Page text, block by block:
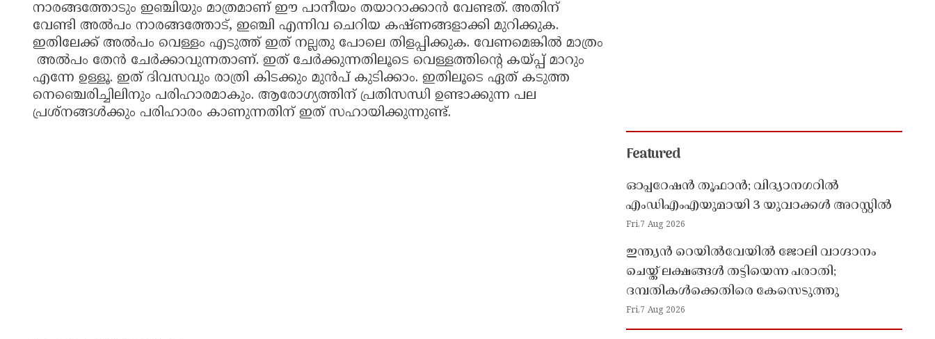
നാരങ്ങത്തോടും ഇഞ്ചിയും മാത്രമാണ് ഈ പാനീയം തയാറാക്കാന്‍ വേണ്ടത്. അതിന്
വേണ്ടി അല്‍പം നാരങ്ങത്തോട്, ഇഞ്ചി എന്നിവ ചെറിയ കഷ്ണങ്ങളാക്കി മുറിക്കുക.
ഇതിലേക്ക് അല്‍പം വെള്ളം എടുത്ത് ഇത് നല്ലതു പോലെ തിളപ്പിക്കുക. വേണമെങ്കില്‍ മാത്രം
അല്‍പം തേന്‍ ചേര്‍ക്കാവുന്നതാണ്. ഇത് ചേര്‍ക്കുന്നതിലൂടെ വെള്ളത്തിന്റെ കയ്പ്പ് മാറും
എന്നേ ഉള്ളൂ. ഇത് ദിവസവും രാത്രി കിടക്കും മുന്‍പ് കുടിക്കാം. ഇതിലൂടെ ഏത് കടുത്ത
നെഞ്ചെരിച്ചിലിനും പരിഹാരമാകും. ആരോഗ്യത്തിന് പ്രതിസന്ധി ഉണ്ടാക്കുന്ന പല
പ്രശ്‌നങ്ങള്‍ക്കും പരിഹാരം കാണുന്നതിന് ഇത് സഹായിക്കുന്നുണ്ട്.
Featured
ഓപ്പറേഷൻ തൂഫാൻ; വിദ്യാനഗറിൽ
എംഡിഎംഎയുമായി 3 യുവാക്കൾ അറസ്റ്റിൽ
Fri,7 Aug 2026
ഇന്ത്യൻ റെയിൽവേയിൽ ജോലി വാഗ്ദാനം
ചെയ്ത് ലക്ഷങ്ങൾ തട്ടിയെന്ന പരാതി;
ദമ്പതികൾക്കെതിരെ കേസെടുത്തു
Fri,7 Aug 2026